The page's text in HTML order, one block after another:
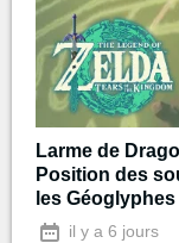
Larme de
Position des
les Géoglyphes
il y a 6 jours